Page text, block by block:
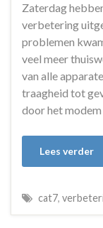
Zaterdag
verbetering
problemen
veel meer
van alle
traagheid tot
door het
Lees verder
cat7,